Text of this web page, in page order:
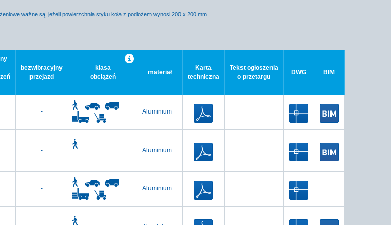
ważne są, jeżeli powierzchnia styku koła z podłożem wynosi 200 x 200 mm
bezwibracyjny
przejazd
klasa
obciążeń
materiał
Karta
techniczna
Tekst ogłoszenia
o przetargu
DWG BIM
- Aluminium
- Aluminium
- Aluminium